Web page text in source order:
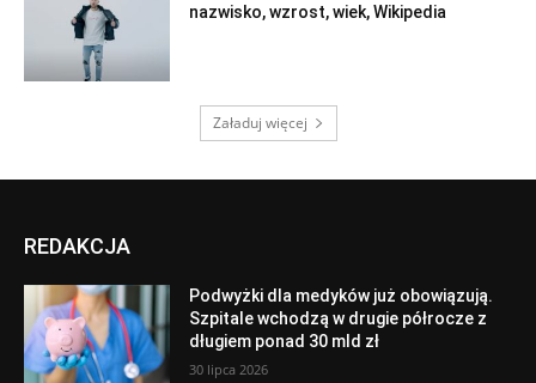
nazwisko, wzrost, wiek, Wikipedia
Załaduj więcej
REDAKCJA
Podwyżki dla medyków już obowiązują.
Szpitale wchodzą w drugie półrocze z
długiem ponad 30 mld zł
30 lipca 2026